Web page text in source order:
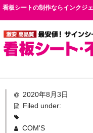
看板シートの制作ならインクジ
TOP
シート仕様
2020年8月3日
Filed under:
COM'S